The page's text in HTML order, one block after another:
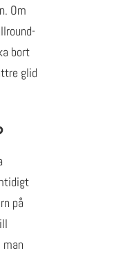
Om
bort
glid
på
man